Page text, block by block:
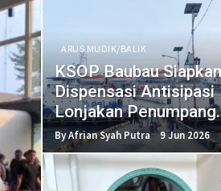
ARUS MUDIK/BALIK
KSOP Baubau Siapkan
Dispensasi Antisipasi
Lonjakan Penumpang
Liburan
By Afrian Syah Putra 9 Jun 2026